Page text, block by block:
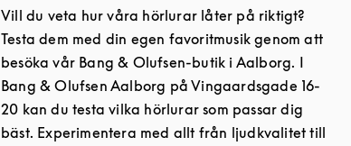
Vill du veta hur våra hörlurar låter på riktigt?
Testa dem med din egen favoritmusik genom att
besöka vår Bang & Olufsen-butik i Aalborg. I
Bang & Olufsen Aalborg på Vingaardsgade 16-
20 kan du testa vilka hörlurar som passar dig
bäst. Experimentera med allt från ljudkvalitet till